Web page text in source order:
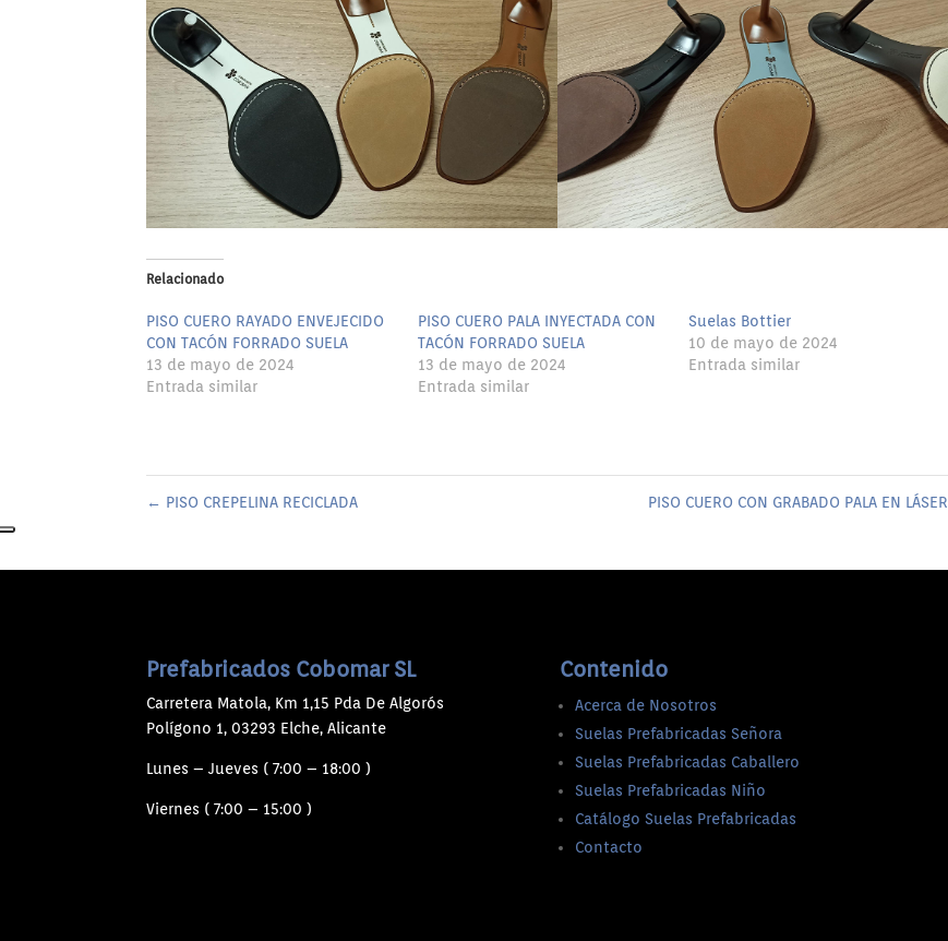
Relacionado
PISO CUERO RAYADO ENVEJECIDO
CON TACÓN FORRADO SUELA
13 de mayo de 2024
Entrada similar
PISO CUERO PALA INYECTADA CON
TACÓN FORRADO SUELA
13 de mayo de 2024
Entrada similar
Suelas Bottier
10 de mayo de 2024
Entrada similar
← PISO CREPELINA RECICLADA PISO CUERO CON GRABADO PALA EN LÁSER
Prefabricados Cobomar SL
Carretera Matola, Km 1,15 Pda De Algorós
Polígono 1, 03293 Elche, Alicante
Lunes – Jueves ( 7:00 – 18:00 )
Viernes ( 7:00 – 15:00 )
Contenido
Acerca de Nosotros
Suelas Prefabricadas Señora
Suelas Prefabricadas Caballero
Suelas Prefabricadas Niño
Catálogo Suelas Prefabricadas
Contacto